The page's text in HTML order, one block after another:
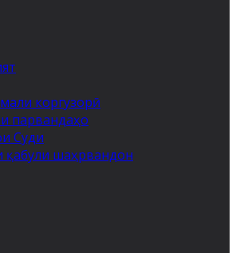
коргузорӣ
парвандаҳо
Суди
қабули шаҳрвандон